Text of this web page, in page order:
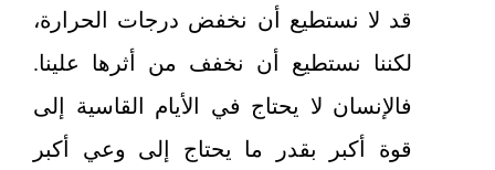
قد لا نستطيع أن نخفض درجات الحرارة،
لكننا نستطيع أن نخفف من أثرها علينا.
فالإنسان لا يحتاج في الأيام القاسية إلى
قوة أكبر بقدر ما يحتاج إلى وعي أكبر